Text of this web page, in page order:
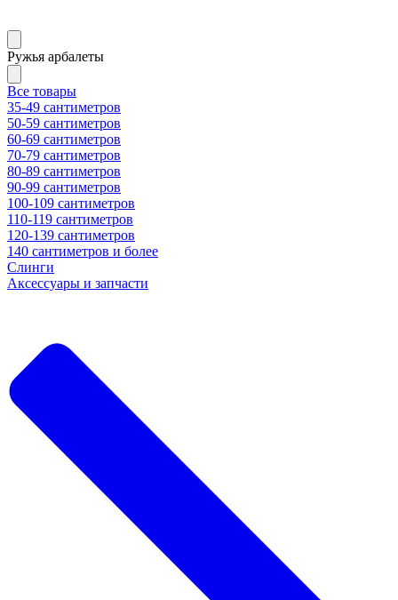
Ружья арбалеты
Все товары
35-49 сантиметров
50-59 сантиметров
60-69 сантиметров
70-79 сантиметров
80-89 сантиметров
90-99 сантиметров
100-109 сантиметров
110-119 сантиметров
120-139 сантиметров
140 сантиметров и более
Слинги
Аксессуары и запчасти